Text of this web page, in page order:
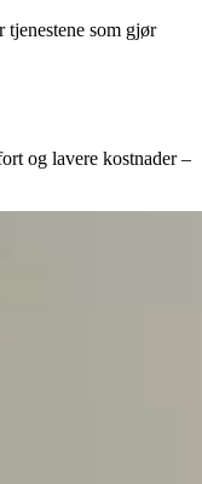
tjenestene som gjør
og lavere kostnader –